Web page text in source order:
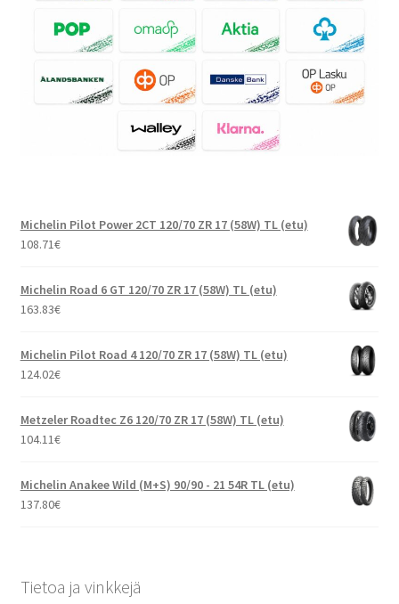
Michelin Pilot Power 2CT 120/70 ZR 17 (58W) TL (etu)
108.71€
Michelin Road 6 GT 120/70 ZR 17 (58W) TL (etu)
163.83€
Michelin Pilot Road 4 120/70 ZR 17 (58W) TL (etu)
124.02€
Metzeler Roadtec Z6 120/70 ZR 17 (58W) TL (etu)
104.11€
Michelin Anakee Wild (M+S) 90/90 - 21 54R TL (etu)
137.80€
Tietoa ja vinkkejä